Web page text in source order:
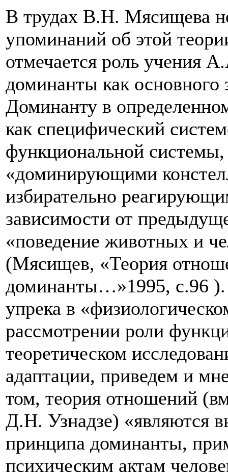
В трудах В.Н. Мясищева
упоминаний об этой
отмечается роль учения
доминанты как основного
Доминанту в
как специфический
функциональной системы,
«доминирующими
избирательно
зависимости от
«поведение животных и
(Мясищев, «Теория
доминанты…»1995, с.96
упрека в
рассмотрении роли
теоретическом
адаптации, приведем и
том, теория отношений
Д.Н. Узнадзе) «являются
принципа доминанты,
психическим актам